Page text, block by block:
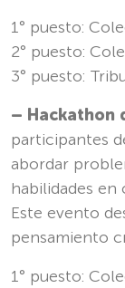
1° puesto:
2° puesto:
3° puesto:
– Hackathon
participantes
abordar
habilidades en
Este evento
pensamiento
1° puesto: